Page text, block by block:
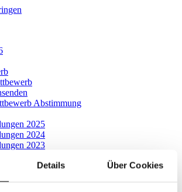
Details Über Cookies
Abstimmung
2025
2024
2023
2021